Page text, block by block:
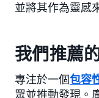
並將其作為靈感
我們推薦
專注於一個包容
眾並推動發現。